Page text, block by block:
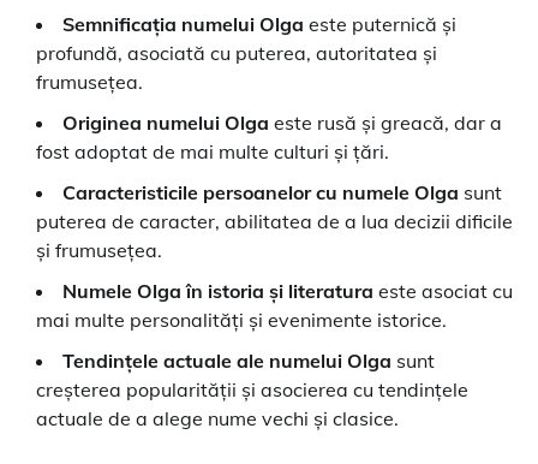
Semnificația numelui Olga este puternică și
profundă, asociată cu puterea, autoritatea și
frumusețea.
Originea numelui Olga este rusă și greacă, dar a
fost adoptat de mai multe culturi și țări.
Caracteristicile persoanelor cu numele Olga sunt
puterea de caracter, abilitatea de a lua decizii dificile
și frumusețea.
Numele Olga în istoria și literatura este asociat cu
mai multe personalități și evenimente istorice.
Tendințele actuale ale numelui Olga sunt
creșterea popularității și asocierea cu tendințele
actuale de a alege nume vechi și clasice.